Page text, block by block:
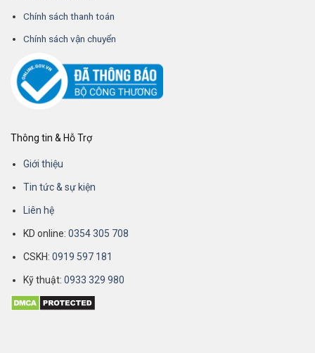
Chính sách thanh toán
Chính sách vận chuyển
Thông tin & Hỗ Trợ
Giới thiệu
Tin tức & sự kiện
Liên hệ
KD online:0354 305 708
CSKH: 0919 597 181
Kỹ thuật:0933 329 980